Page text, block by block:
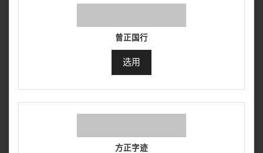
曾正国行
选用
方正字迹